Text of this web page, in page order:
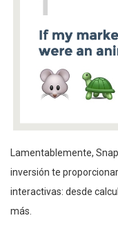
Lamentablemente,
inversión te
interactivas: desde
más.